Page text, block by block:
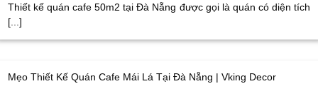
Thiết kế quán cafe 50m2 tại Đà Nẵng được gọi là quán có diện tích
[...]
Mẹo Thiết Kế Quán Cafe Mái Lá Tại Đà Nẵng | Vking Decor